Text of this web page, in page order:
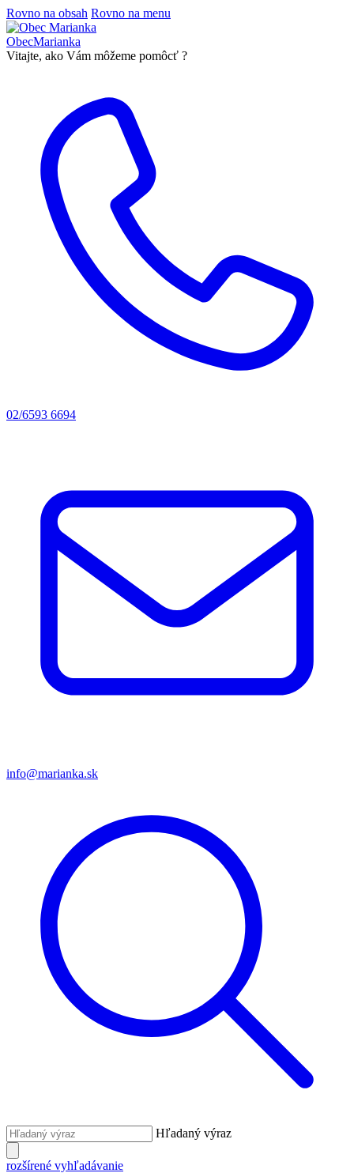
Rovno na obsah Rovno na menu
ObecMarianka
Vitajte, ako Vám môžeme pomôcť ?
02/6593 6694
info@marianka.sk
Hľadaný výraz
rozšírené vyhľadávanie